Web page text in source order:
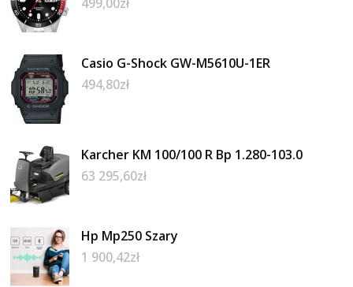
Casio G-Shock GW-M5610U-1ER
494,80zł
Karcher KM 100/100 R Bp 1.280-103.0
63 295,60zł
Hp Mp250 Szary
1 900,42zł